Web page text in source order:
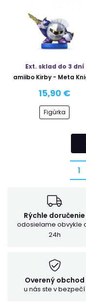
Ext. sklad do 3 dní
amiibo Kirby - Meta
15,90 €
Figúrka
1
Rýchle doručenie
odosielame obvykle
24h
Overený obchod
u nás ste v bezpečí